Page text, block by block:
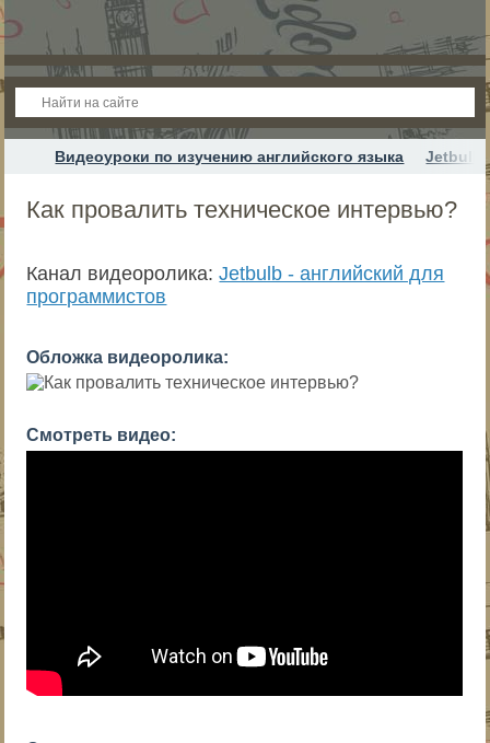
Видеоуроки по изучению английского языка Jetbulb
Как провалить техническое интервью?
Канал видеоролика:Jetbulb - английский для
программистов
Обложка видеоролика:
Смотреть видео: